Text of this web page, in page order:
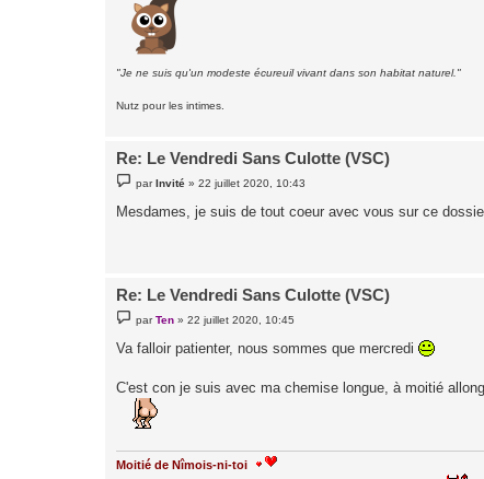
"Je ne suis qu'un modeste écureuil vivant dans son habitat naturel."
Nutz pour les intimes.
Re: Le Vendredi Sans Culotte (VSC)
e
s
parInvité »22 juillet 2020, 10:43
Mesdames, je suis de tout coeur avec vous sur ce
Re: Le Vendredi Sans Culotte (VSC)
e
s
e
parTen »22 juillet 2020, 10:45
Va falloir patienter, nous sommes que mercredi
C'est con je suis avec ma chemise longue, à moitié
Moitié de Nîmois-ni-toi